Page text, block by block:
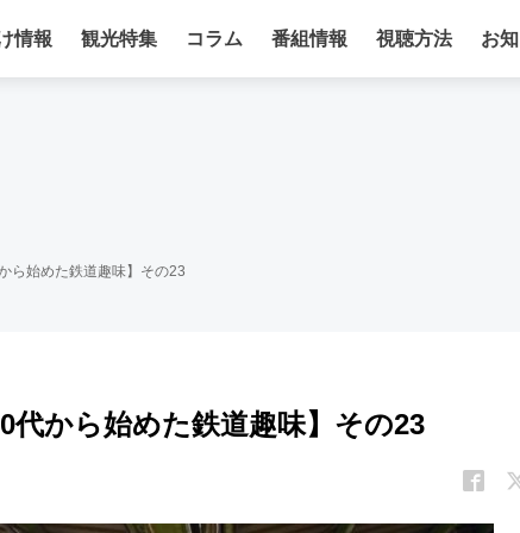
情報 観光特集 コラム 番組情報 視聴方法 お
ら始めた鉄道趣味】その23
代から始めた鉄道趣味】その23